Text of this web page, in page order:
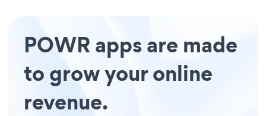
POWR apps are made
to grow your online
revenue.